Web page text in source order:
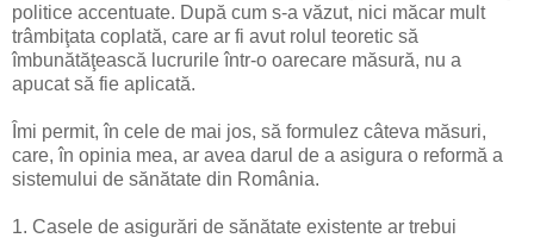
politice accentuate. După cum s-a văzut, nici măcar mult
trâmbiţata coplată, care ar fi avut rolul teoretic să
îmbunătăţească lucrurile într-o oarecare măsură, nu a
apucat să fie aplicată.
Îmi permit, în cele de mai jos, să formulez câteva măsuri,
care, în opinia mea, ar avea darul de a asigura o reformă a
sistemului de sănătate din România.
1. Casele de asigurări de sănătate existente ar trebui